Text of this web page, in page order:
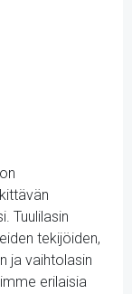
Tuulilasin
tekijöiden,
ja vaihtolasin
erilaisia